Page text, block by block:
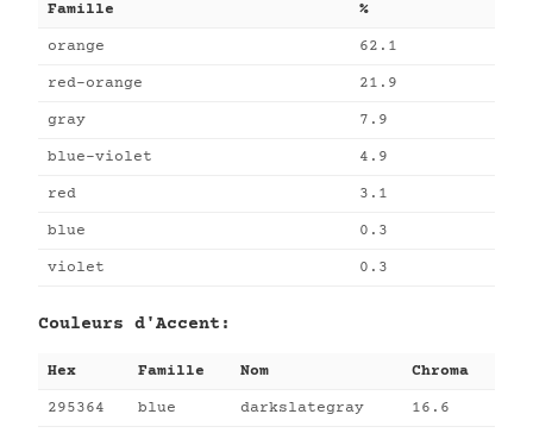
Famille %
orange 62.1
red-orange 21.9
gray 7.9
blue-violet 4.9
red 3.1
blue 0.3
violet 0.3
Couleurs d'Accent:
Hex Famille Nom Chroma
295364 blue darkslategray 16.6